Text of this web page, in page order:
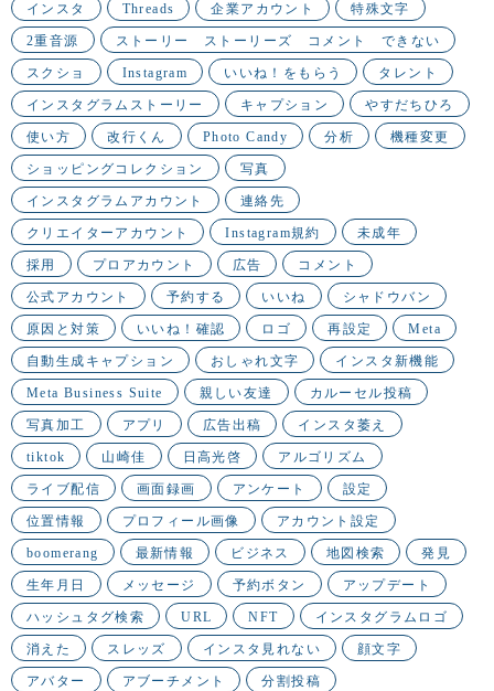
インスタ Threads 企業アカウント 特殊文字
2重音源 ストーリー ストーリーズ コメント できない
スクショ Instagram いいね！をもらう タレント
インスタグラムストーリー キャプション やすだちひろ
使い方 改行くん Photo Candy 分析 機種変更
ショッピングコレクション 写真
インスタグラムアカウント 連絡先
クリエイターアカウント Instagram規約 未成年
採用 プロアカウント 広告 コメント
公式アカウント 予約する いいね シャドウバン
原因と対策 いいね！確認 ロゴ 再設定 Meta
自動生成キャプション おしゃれ文字 インスタ新機能
Meta Business Suite 親しい友達 カルーセル投稿
写真加工 アプリ 広告出稿 インスタ萎え
tiktok 山崎佳 日高光啓 アルゴリズム
ライブ配信 画面録画 アンケート 設定
位置情報 プロフィール画像 アカウント設定
boomerang 最新情報 ビジネス 地図検索 発見
生年月日 メッセージ 予約ボタン アップデート
ハッシュタグ検索 URL NFT インスタグラムロゴ
消えた スレッズ インスタ見れない 顔文字
アバター アブーチメント 分割投稿